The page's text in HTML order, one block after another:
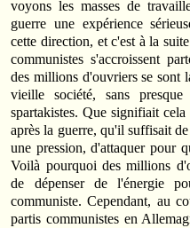
voyons les masses de
guerre une expérience
cette direction, et c'est à la
communistes s'accroissent
des millions d'ouvriers se sont
vieille société, sans
spartakistes. Que signifiait
après la guerre, qu'il suffisait
une pression, d'attaquer pour
Voilà pourquoi des millions
de dépenser de l'énergie
communiste. Cependant, au
partis communistes en